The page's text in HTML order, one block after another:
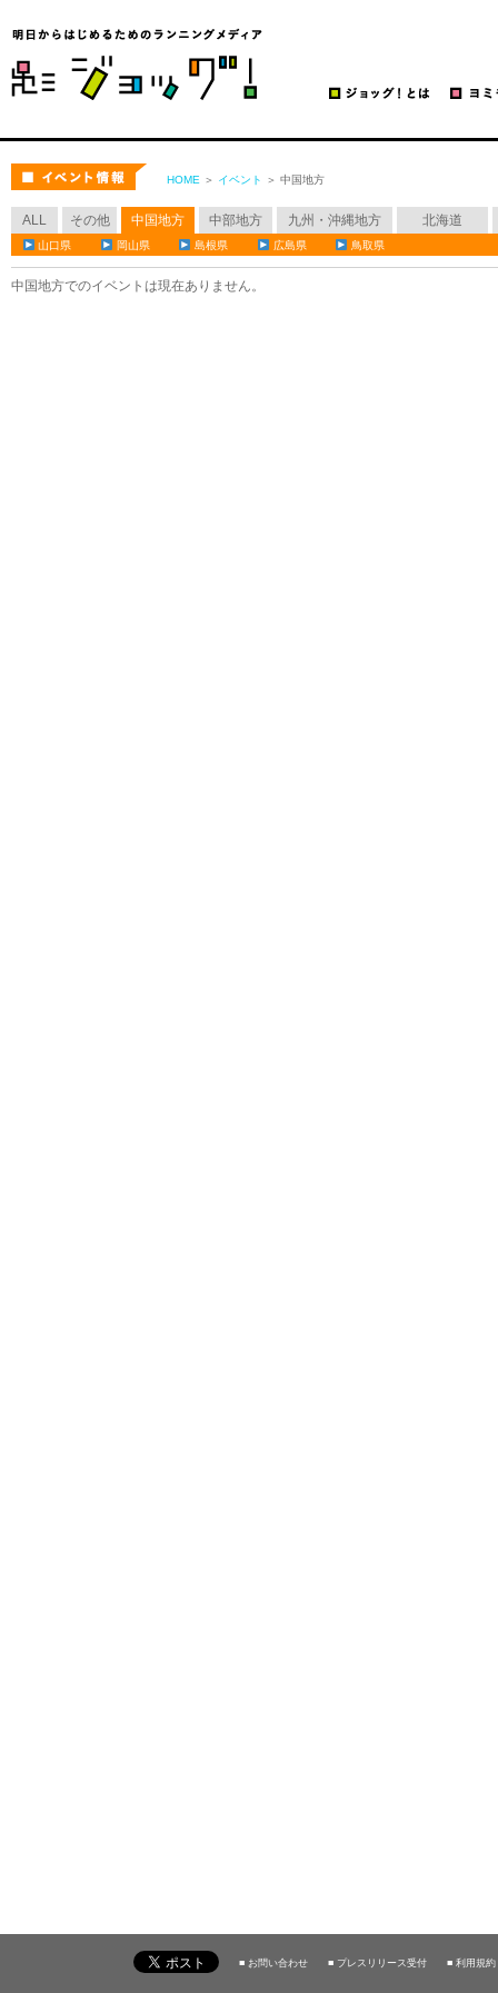
HOME ＞ イベント ＞ 中国地方
ALL その他 中国地方 中部地方 九州・沖縄地方 北海道
山口県 岡山県 島根県 広島県 鳥取県
中国地方でのイベントは現在ありません。
■ お問い合わせ ■ プレスリリース受付 ■ 利用規約